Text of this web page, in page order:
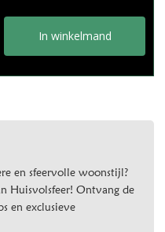
In winkelmand
en sfeervolle woonstijl?
Huisvolsfeer! Ontvang de
en exclusieve